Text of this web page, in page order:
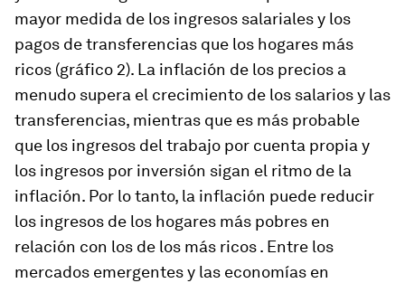
mayor medida de los ingresos salariales y los
pagos de transferencias que los hogares más
ricos (gráfico 2). La inflación de los precios a
menudo supera el crecimiento de los salarios y las
transferencias, mientras que es más probable
que los ingresos del trabajo por cuenta propia y
los ingresos por inversión sigan el ritmo de la
inflación. Por lo tanto, la inflación puede reducir
los ingresos de los hogares más pobres en
relación con los de los más ricos . Entre los
mercados emergentes y las economías en